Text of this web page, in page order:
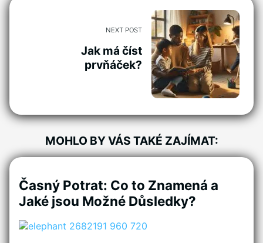
NEXT POST
Jak má číst
prvňáček?
MOHLO BY VÁS TAKÉ ZAJÍMAT:
Časný Potrat: Co to Znamená a
Jaké jsou Možné Důsledky?